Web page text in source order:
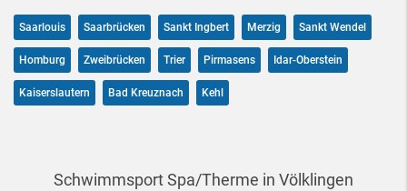
Saarlouis Saarbrücken Sankt Ingbert Merzig Sankt Wendel
Homburg Zweibrücken Trier Pirmasens Idar-Oberstein
Kaiserslautern Bad Kreuznach Kehl
Schwimmsport Spa/Therme in Völklingen